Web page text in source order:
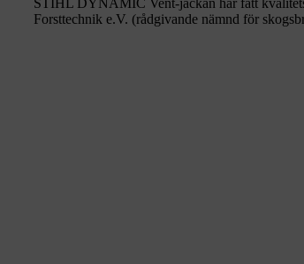
Forsttechnik e.V. (rådgivande nämnd för